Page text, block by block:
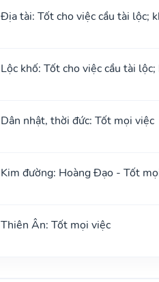
Địa tài: Tốt cho việc cầu tài lộc;
Lộc khố: Tốt cho việc cầu tài
Dân nhật, thời đức: Tốt mọi việc
Kim đường: Hoàng Đạo - Tốt
Thiên Ân: Tốt mọi việc